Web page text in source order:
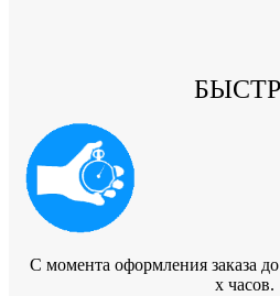
C момента оформления заказа
х часов.